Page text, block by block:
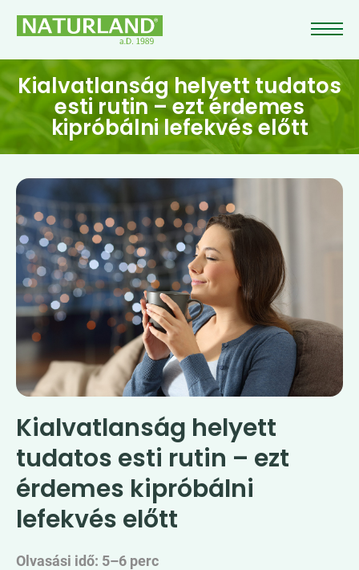
Kialvatlanság helyett tudatos
esti rutin – ezt érdemes
kipróbálni lefekvés előtt
Kialvatlanság helyett
tudatos esti rutin – ezt
érdemes kipróbálni
lefekvés előtt
Olvasási idő: 5–6 perc